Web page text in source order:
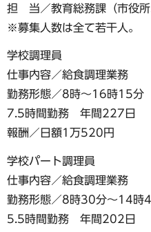
担 当／教育総務課（市役
※募集人数は全て若干人。
学校調理員
仕事内容／給食調理業務
勤務形態／8時〜16時15分
7.5時間勤務 年間227日
報酬／日額1万520円
学校パート調理員
仕事内容／給食調理業務
勤務形態／8時30分〜14時
5.5時間勤務 年間202日